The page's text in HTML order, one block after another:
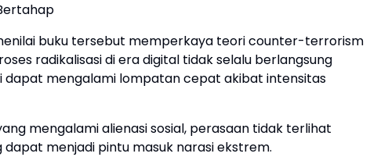
buku tersebut memperkaya teori counter-terrorism
radikalisasi di era digital tidak selalu berlangsung
mengalami lompatan cepat akibat intensitas
mengalami alienasi sosial, perasaan tidak terlihat
menjadi pintu masuk narasi ekstrem.